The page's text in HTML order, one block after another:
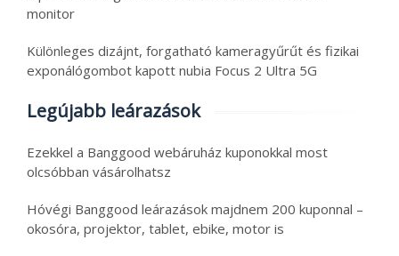
monitor
Különleges dizájnt, forgatható kameragyűrűt és fizikai
exponálógombot kapott nubia Focus 2 Ultra 5G
Legújabb leárazások
Ezekkel a Banggood webáruház kuponokkal most
olcsóbban vásárolhatsz
Hóvégi Banggood leárazások majdnem 200 kuponnal –
okosóra, projektor, tablet, ebike, motor is